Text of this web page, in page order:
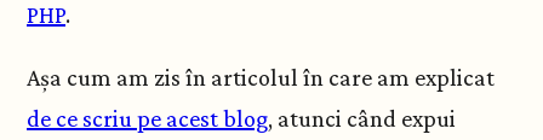
PHP.
Așa cum am zis în articolul în care am explicat
de ce scriu pe acest blog, atunci când expui